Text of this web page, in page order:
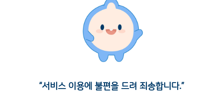
“서비스 이용에 불편을 드려 죄송합니다.”